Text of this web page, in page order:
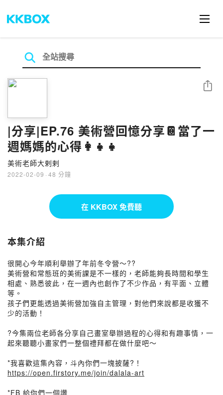
|分享|EP.76 美術營回憶分享📔當了一
週媽媽的心得👩‍👧‍👧
美術老師大剌剌
2022-02-09 · 48 分鐘
分享
在 KKBOX 免費聽
本集介紹
很開心今年順利舉辦了年前冬令營～??
美術營和常態班的美術課是不一樣的，老師能夠長時間和學生
相處、熟悉彼此，在一週內也創作了不少作品，有平面、立體
等。
孩子們更能透過美術營加強自主管理，對他們來說都是收獲不
少的活動！
?今集兩位老師各分享自己畫室舉辦過程的心得和有趣事情，一
起來聽聽小畫家們一整個禮拜都在做什麼吧～
*我喜歡這集內容，斗內你們一塊披薩?！
https://open.firstory.me/join/dalala-art
*FB 給你們一個讚